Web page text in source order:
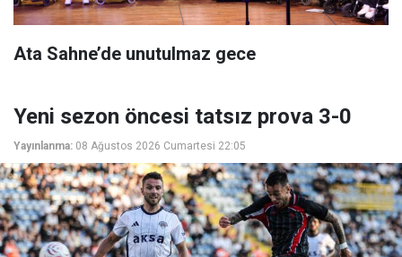
Ata Sahne’de unutulmaz gece
Yeni sezon öncesi tatsız prova 3-0
Yayınlanma: 08 Ağustos 2026 Cumartesi 22:05